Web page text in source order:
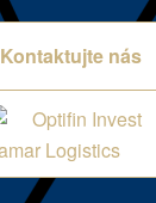
Kontaktujte nás